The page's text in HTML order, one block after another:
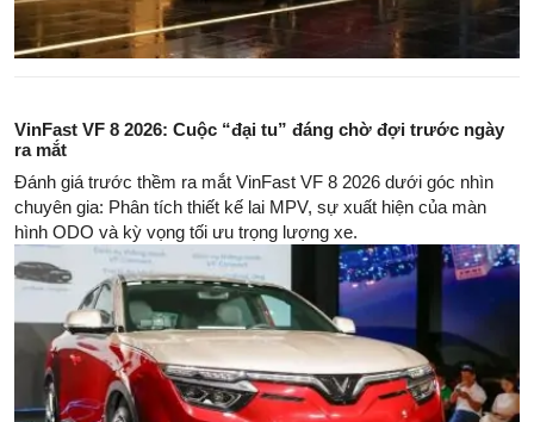
VinFast VF 8 2026: Cuộc “đại tu” đáng chờ đợi trước ngày
ra mắt
Đánh giá trước thềm ra mắt VinFast VF 8 2026 dưới góc nhìn
chuyên gia: Phân tích thiết kế lai MPV, sự xuất hiện của màn
hình ODO và kỳ vọng tối ưu trọng lượng xe.